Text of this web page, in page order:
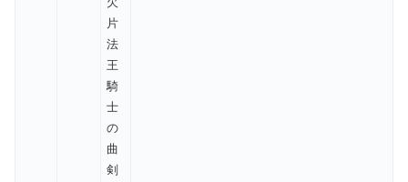
片
法
王
騎
士
の
曲
剣